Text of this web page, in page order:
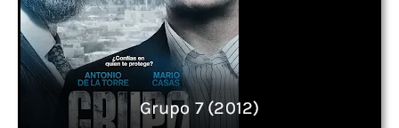
Grupo 7 (2012)